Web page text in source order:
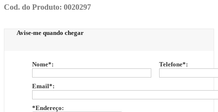
Cod. do Produto: 0020297
Avise-me quando chegar
Nome*: Telefone*:
Email*:
*Endereço: